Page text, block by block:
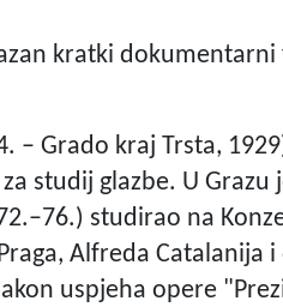
kratki dokumentarni
– Grado kraj Trsta,
studij glazbe. U Grazu
studirao na
Alfreda Catalanija
uspjeha opere